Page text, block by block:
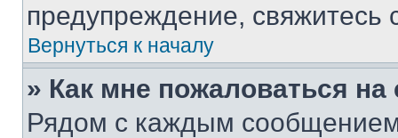
предупреждение,
Вернуться к началу
» Как мне пожаловаться
Рядом с каждым сообщением